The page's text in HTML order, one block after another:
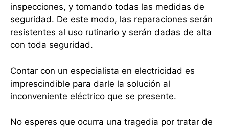
inspecciones, y tomando todas las medidas de
seguridad. De este modo, las reparaciones serán
resistentes al uso rutinario y serán dadas de alta
con toda seguridad.
Contar con un especialista en electricidad es
imprescindible para darle la solución al
inconveniente eléctrico que se presente.
No esperes que ocurra una tragedia por tratar de